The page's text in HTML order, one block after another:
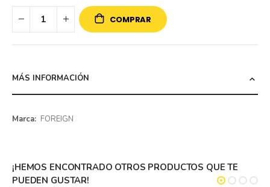
COMPRAR
MÁS INFORMACIÓN
Más
FOREIGN
¡HEMOS ENCONTRADO OTROS PRODUCTOS QUE TE
PUEDEN GUSTAR!